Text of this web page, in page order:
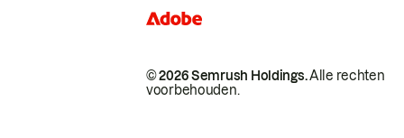
© 2026 Semrush Holdings.Alle rechten
voorbehouden.